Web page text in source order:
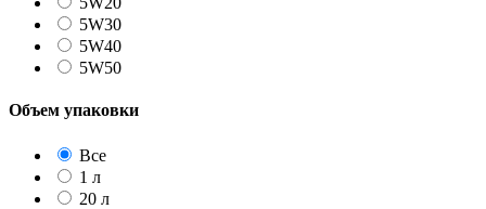
5W30
5W40
5W50
Объем упаковки
Все
1 л
20 л